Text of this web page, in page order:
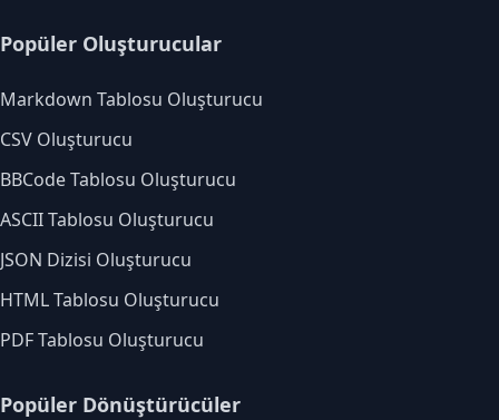
Popüler Oluşturucular
Markdown Tablosu Oluşturucu
CSV Oluşturucu
BBCode Tablosu Oluşturucu
ASCII Tablosu Oluşturucu
JSON Dizisi Oluşturucu
HTML Tablosu Oluşturucu
PDF Tablosu Oluşturucu
Popüler Dönüştürücüler